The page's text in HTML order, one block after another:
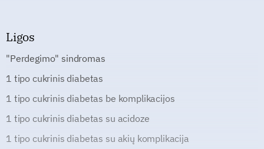
Ligos
"Perdegimo" sindromas
1 tipo cukrinis diabetas
1 tipo cukrinis diabetas be komplikacijos
1 tipo cukrinis diabetas su acidoze
1 tipo cukrinis diabetas su akių komplikacija